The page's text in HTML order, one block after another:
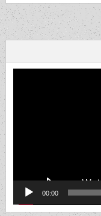
00:00